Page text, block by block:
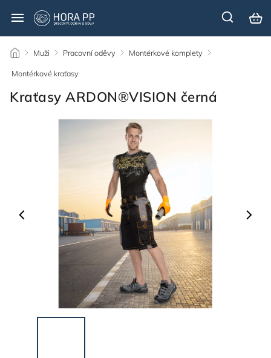
/ Muži / Pracovní oděvy / Montérkové komplety /
Montérkové kraťasy
Kraťasy ARDON®VISION černá